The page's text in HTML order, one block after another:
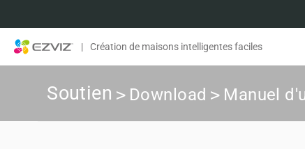
| Création de maisons intelligentes faciles
Soutien > Download > Manuel